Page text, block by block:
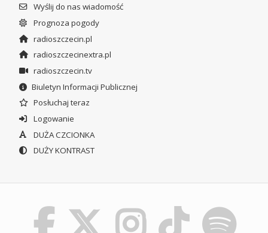
Wyślij do nas wiadomość
Prognoza pogody
radioszczecin.pl
radioszczecinextra.pl
radioszczecin.tv
Biuletyn Informacji Publicznej
Posłuchaj teraz
Logowanie
DUŻA CZCIONKA
DUŻY KONTRAST